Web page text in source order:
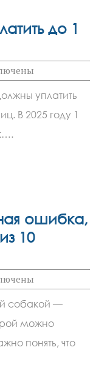
до 1
уплатить
В 2025 году 1
ошибка,
10
собакой —
можно
понять, что